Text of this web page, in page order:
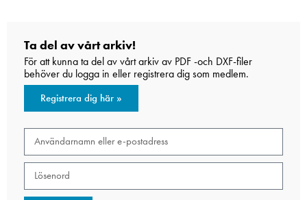
Ta del av vårt arkiv!
För att kunna ta del av vårt arkiv av PDF -och DXF-filer
behöver du logga in eller registrera dig som medlem.
Registrera dig här »